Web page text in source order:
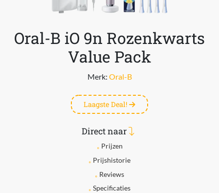
Oral-B iO 9n Rozenkwarts
Value Pack
Merk: Oral-B
Laagste Deal!
Direct naar
Prijzen
Prijshistorie
Reviews
Specificaties